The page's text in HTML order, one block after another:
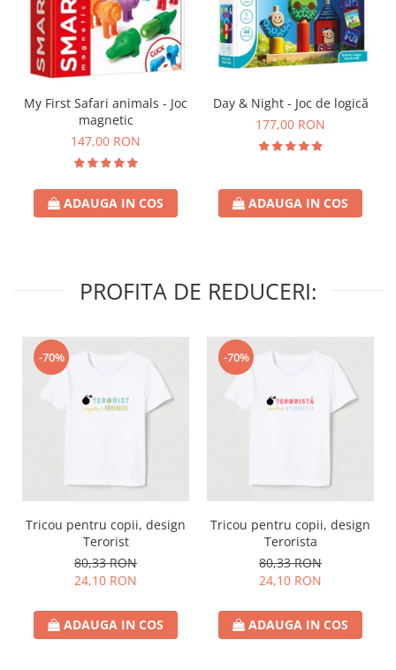
My First Safari animals - Joc
magnetic
147,00 RON
ADAUGA IN COS
Day & Night - Joc de logică
177,00 RON
ADAUGA IN COS
PROFITA DE REDUCERI:
-70%
Tricou pentru copii, design
Terorist
80,33 RON
24,10 RON
ADAUGA IN COS
-70%
Tricou pentru copii, design
Terorista
80,33 RON
24,10 RON
ADAUGA IN COS